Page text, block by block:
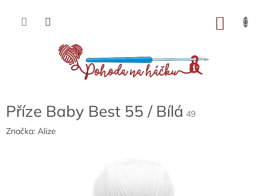
obsah
Příze Baby Best 55 / Bílá 49
Značka: Alize